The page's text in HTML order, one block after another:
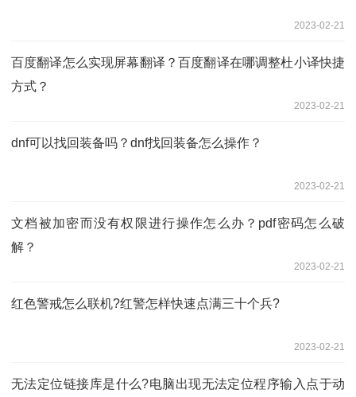
2023-02-21
百度翻译怎么实现屏幕翻译？百度翻译在哪调整杜小译快捷
方式？
2023-02-21
dnf可以找回装备吗？dnf找回装备怎么操作？
2023-02-21
文档被加密而没有权限进行操作怎么办？pdf密码怎么破
解？
2023-02-21
红色警戒怎么联机?红警怎样快速点满三十个兵?
2023-02-21
无法定位链接库是什么?电脑出现无法定位程序输入点于动